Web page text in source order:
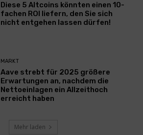
Diese 5 Altcoins könnten einen 10-
fachen ROI liefern, den Sie sich
nicht entgehen lassen dürfen!
MARKT
Aave strebt für 2025 größere
Erwartungen an, nachdem die
Nettoeinlagen ein Allzeithoch
erreicht haben
Mehr laden